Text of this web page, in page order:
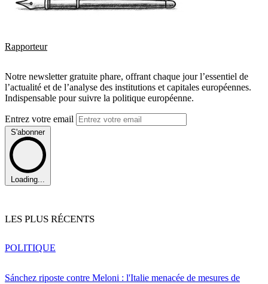
Rapporteur
Notre newsletter gratuite phare, offrant chaque jour l’essentiel de
l’actualité et de l’analyse des institutions et capitales européennes.
Indispensable pour suivre la politique européenne.
Entrez votre email
S'abonner
Loading...
LES PLUS RÉCENTS
Sánchez riposte contre Meloni : l'Italie menacée de mesures de
POLITIQUE